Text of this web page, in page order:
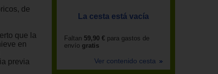
de
que la
en
previa
La cesta está vacía
Faltan 59,90 € para gastos de
envío gratis
Ver contenido cesta